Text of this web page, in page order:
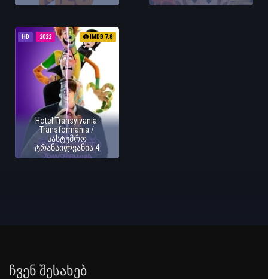
HD 2022 IMDB 7.8
Hotel Transylvania:
Transformania /
სასტუმრო
ტრანსილვანია 4
Ჩვენ Შესახებ